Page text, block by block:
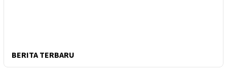
BERITA TERBARU